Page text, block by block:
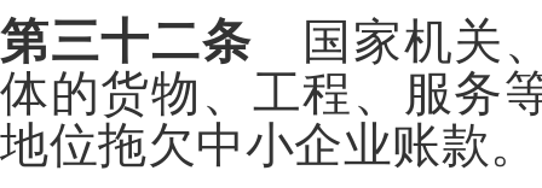
第三十二条 国家机关
体的货物、工程、服务
地位拖欠中小企业账款。